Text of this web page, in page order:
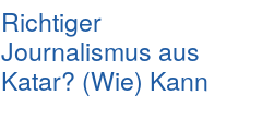
Richtiger
Journalismus aus
Katar? (Wie) Kann